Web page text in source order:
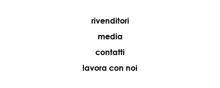
rivenditori
media
contatti
lavora con noi